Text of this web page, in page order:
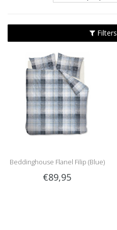
Beddinghouse Flanel Filip (Blue)
€89,95